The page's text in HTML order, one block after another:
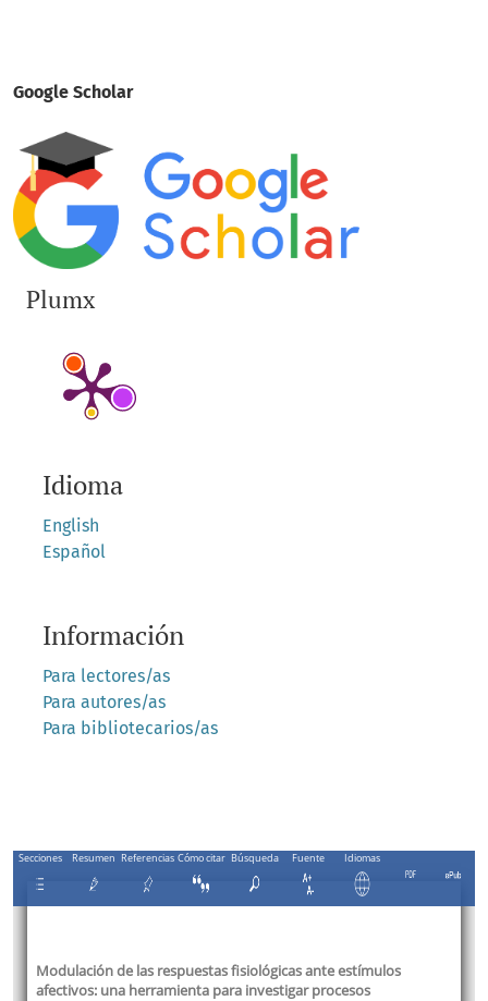
Google Scholar
Plumx
Idioma
English
Español
Información
Para lectores/as
Para autores/as
Para bibliotecarios/as